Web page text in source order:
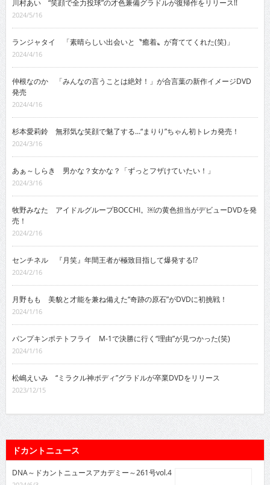
川村あい “笑顔で全力投球”の才色兼備グラドルが復帰作をリリース!!
2024/5/16
ランジャタイ 「素晴らしい出会いと〝癒着〟が育ててくれた(笑)」
2024/4/16
仲根なのか 「みんなの言うことは絶対！」が合言葉の新作イメージDVD
発売
2024/4/16
杉本愛莉鈴 無邪気な笑顔で魅了する…“まりり”ちゃん初トレカ発売！
2024/3/16
あぁ～しらき 男かな？女かな？「ずっとフザけていたい！」
2024/3/16
牧野みなた アイドルグループBOCCHI。￼の黄色担当がデビューDVDを発
売！
2024/2/16
センチネル 『月笑』年間王者が極致目指して爆発する!?
2024/2/16
月野もも 美貌と才能を兼ね備えた“奇跡の原石”がDVDに初挑戦！
2024/1/16
パンプキンポテトフライ M-1で決勝に行く“理由”が見つかった(笑)
2024/1/16
松嶋えいみ “ミラクル神ボディ”グラドルが卒業DVDをリリース
2023/12/15
ドカントニュース
DNA～ドカントニュースアカデミー～261号vol.4